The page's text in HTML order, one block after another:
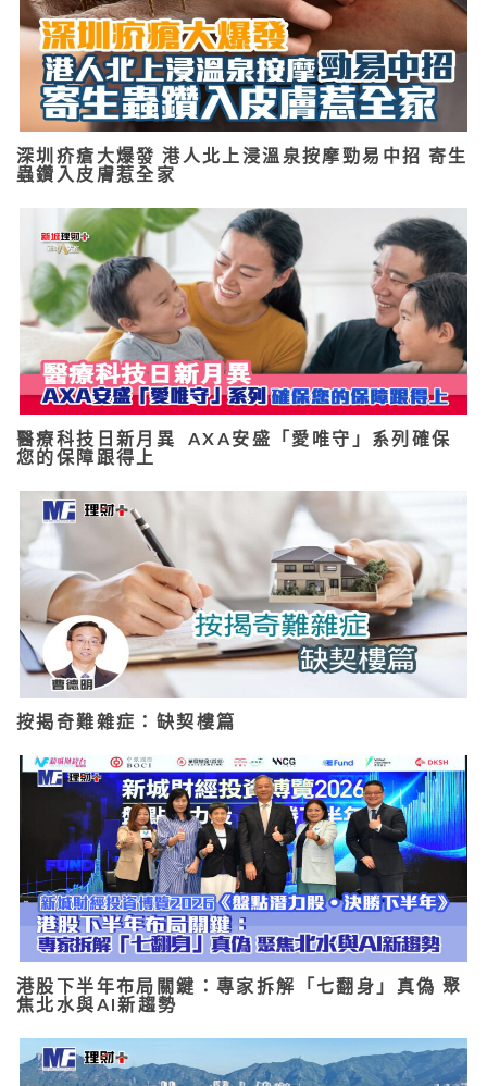
深圳疥瘡大爆發 港人北上浸溫泉按摩勁易中招 寄生
蟲鑽入皮膚惹全家
醫療科技日新月異 AXA安盛「愛唯守」系列確保
您的保障跟得上
按揭奇難雜症：缺契樓篇
港股下半年布局關鍵：專家拆解「七翻身」真偽 聚
焦北水與AI新趨勢